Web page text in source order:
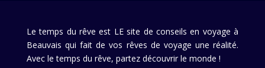
Le temps du rêve est LE site de conseils en voyage à
Beauvais qui fait de vos rêves de voyage une réalité.
Avec le temps du rêve, partez découvrir le monde !